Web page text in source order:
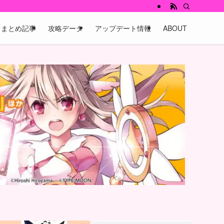
まとめ記事 攻略データ アップデート情報 ABOUT